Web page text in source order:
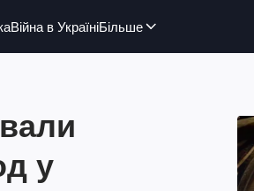
Війна в УкраїніБільше
у